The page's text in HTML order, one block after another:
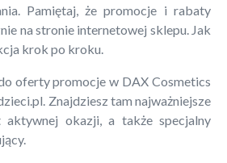
Pamiętaj, że promocje i rabaty
na stronie internetowej sklepu. Jak
krok po kroku.
oferty promocje w DAX Cosmetics
Znajdziesz tam najważniejsze
aktywnej okazji, a także specjalny